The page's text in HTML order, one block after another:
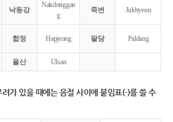
낙동강
Nakdonggan
g
죽변 Jukbyeon
합정 Hapjeong 팔당 Paldang
울산 Ulsan
가 있을 때에는 음절 사이에 붙임표(-)를 쓸 수